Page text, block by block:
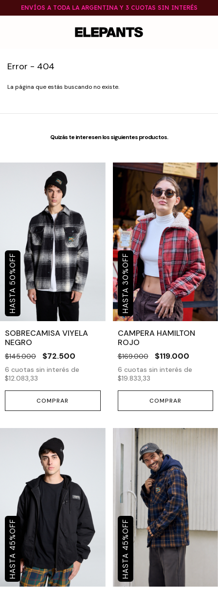
ENVÍOS A TODA LA ARGENTINA Y 3 CUOTAS SIN INTERÉS
Error - 404
La página que estás buscando no existe.
Quizás te interesen los siguientes productos.
50
%
OFF
SOBRECAMISA VIYELA
NEGRO
$145.000 $72.500
6 cuotas sin interés de
$12.083,33
COMPRAR
30
%
OFF
CAMPERA HAMILTON
ROJO
$169.000 $119.000
6 cuotas sin interés de
$19.833,33
COMPRAR
45
%
OFF
45
%
OFF